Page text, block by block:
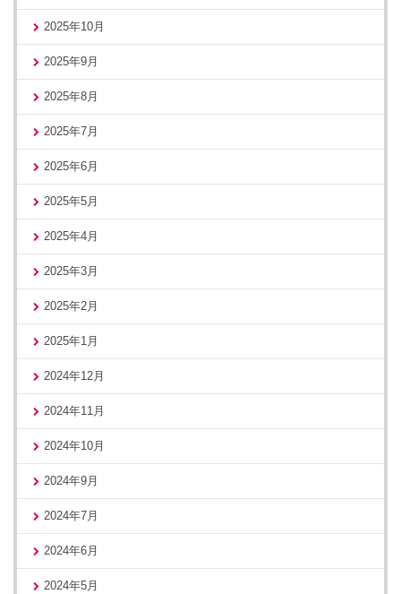
2025年10月
2025年9月
2025年8月
2025年7月
2025年6月
2025年5月
2025年4月
2025年3月
2025年2月
2025年1月
2024年12月
2024年11月
2024年10月
2024年9月
2024年7月
2024年6月
2024年5月